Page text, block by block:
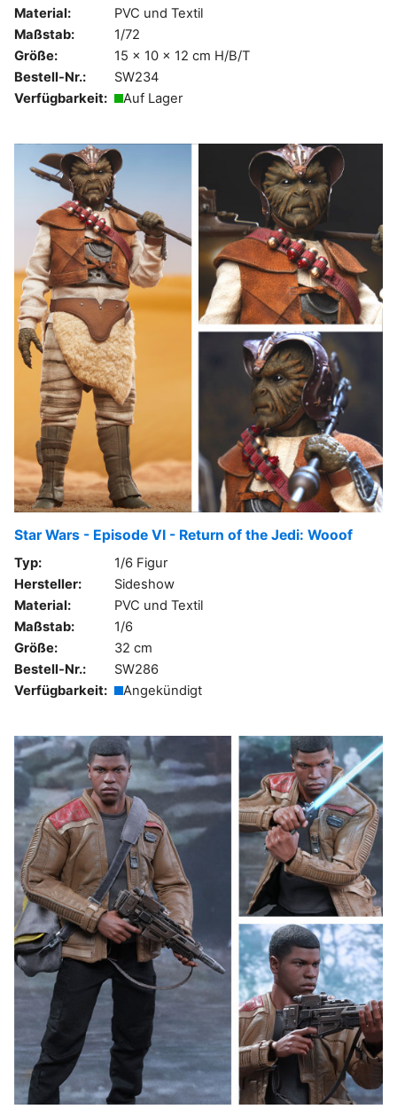
Material:
PVC und Textil
Maßstab:
1/72
Größe:
15 x 10 x 12 cm H/B/T
Bestell-Nr.:
SW234
Verfügbarkeit:
Auf Lager
Star Wars - Episode VI - Return of the Jedi: Wooof
Typ:
1/6 Figur
Hersteller:
Sideshow
Material:
PVC und Textil
Maßstab:
1/6
Größe:
32 cm
Bestell-Nr.:
SW286
Verfügbarkeit:
Angekündigt